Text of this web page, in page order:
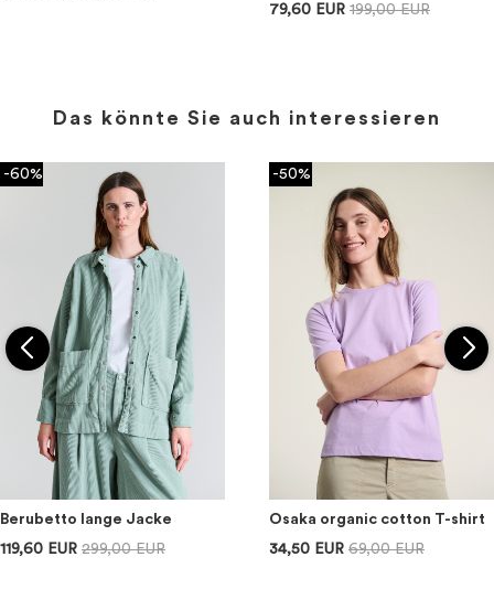
79,60 EUR 199,00 EUR
Das könnte Sie auch interessieren
-60%
Berubetto lange Jacke
119,60 EUR 299,00 EUR
-50%
Osaka organic cotton T-shirt
34,50 EUR 69,00 EUR